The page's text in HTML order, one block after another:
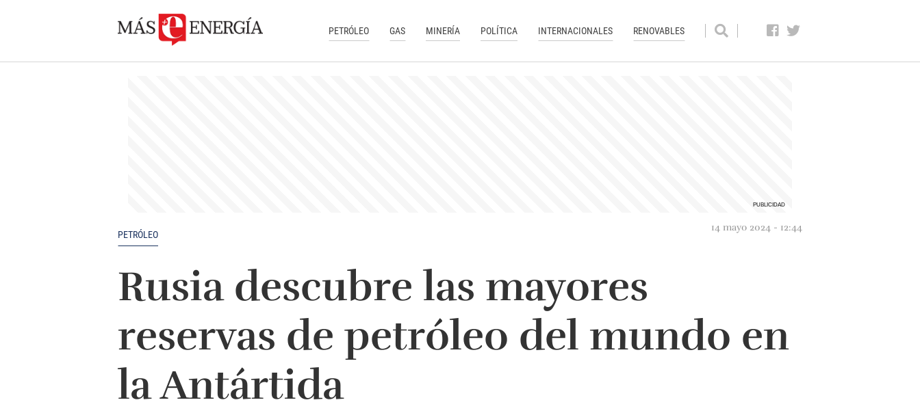
PETRÓLEO GAS MINERÍA POLÍTICA INTERNACIONALES RENOVABLES
PETRÓLEO
14 mayo 2024 - 12:44
Rusia descubre las mayores
reservas de petróleo del mundo en
la Antártida